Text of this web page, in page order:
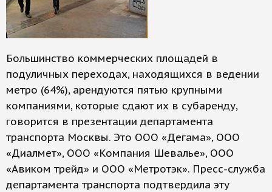
Большинство коммерческих площадей в
подуличных переходах, находящихся в ведении
метро (64%), арендуются пятью крупными
компаниями, которые сдают их в субаренду,
говорится в презентации департамента
транспорта Москвы. Это ООО «Дегама», ООО
«Диалмет», ООО «Компания Шевалье», ООО
«Авиком трейд» и ООО «Метротэк». Пресс-служба
департамента транспорта подтвердила эту